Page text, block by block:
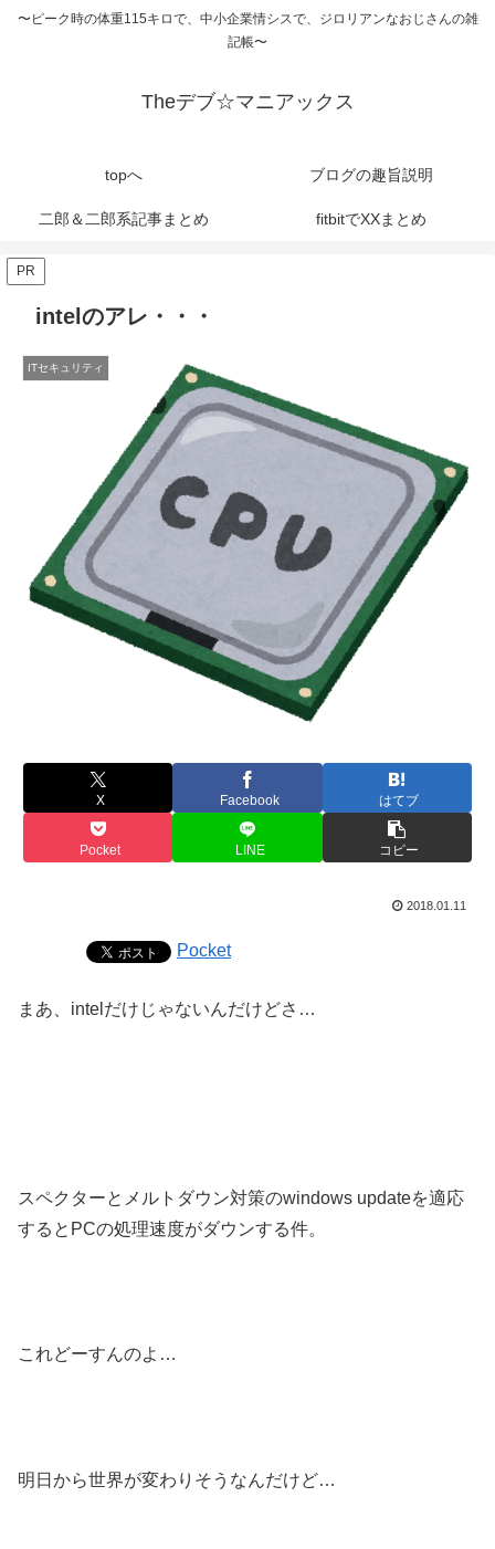
〜ピーク時の体重115キロで、中小企業情シスで、ジロリアンなおじさんの雑
記帳〜
Theデブ☆マニアックス
topへ ブログの趣旨説明
二郎＆二郎系記事まとめ fitbitでXXまとめ
PR
intelのアレ・・・
ITセキュリティ
X Facebook はてブ
Pocket LINE コピー
2018.01.11
Pocket
まあ、intelだけじゃないんだけどさ…
スペクターとメルトダウン対策のwindows updateを適応
するとPCの処理速度がダウンする件。
これどーすんのよ…
明日から世界が変わりそうなんだけど…